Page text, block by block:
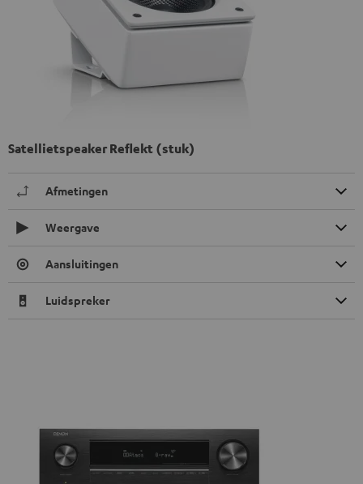
Satellietspeaker Reflekt (stuk)
Afmetingen
Weergave
Aansluitingen
Luidspreker